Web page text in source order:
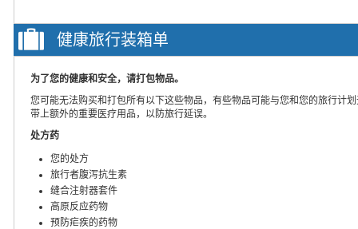
健康旅行装箱单
为了您的健康和安全，请打包物品。
您可能无法购买和打包所有以下这些物品，有些物品可能与您和您的旅行计
带上额外的重要医疗用品，以防旅行延误。
处方药
您的处方
旅行者腹泻抗生素
缝合注射器套件
高原反应药物
预防疟疾的药物